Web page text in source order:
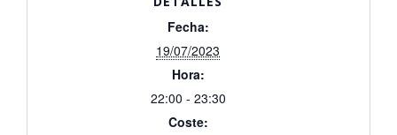
Fecha:
19/07/2023
Hora:
22:00 - 23:30
Coste: